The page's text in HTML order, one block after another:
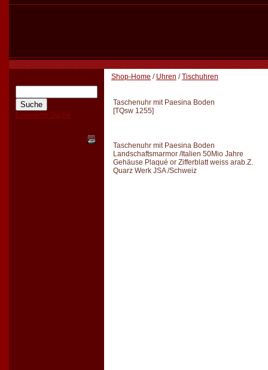
Erweiterte Suche
Shop-Home / Uhren /Tischuhren
Taschenuhr mit Paesina Boden
[TQsw 1255]
Taschenuhr mit Paesina Boden
Landschaftsmarmor /Italien 50Mio Jahre
Gehäuse Plaqué or Zifferblatt weiss arab.Z.
Quarz Werk JSA /Schweiz